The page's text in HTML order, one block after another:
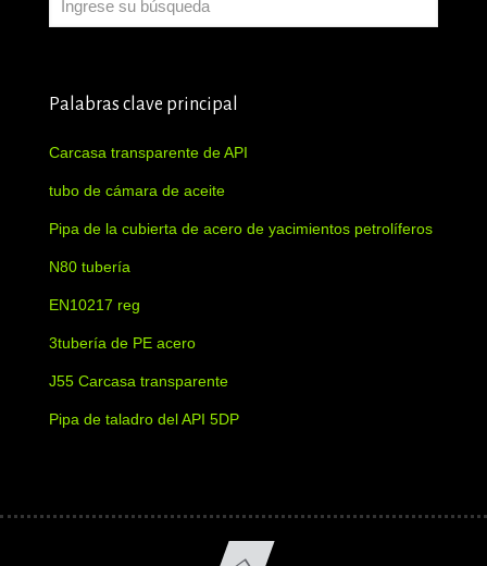
Palabras clave principal
Carcasa transparente de API
tubo de cámara de aceite
Pipa de la cubierta de acero de yacimientos petrolíferos
N80 tubería
EN10217 reg
3tubería de PE acero
J55 Carcasa transparente
Pipa de taladro del API 5DP